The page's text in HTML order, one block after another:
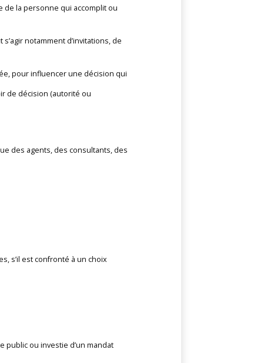
de la personne qui accomplit ou
notamment d’invitations, de
pour influencer une décision qui
de décision (autorité ou
des agents, des consultants, des
s’il est confronté à un choix
public ou investie d’un mandat